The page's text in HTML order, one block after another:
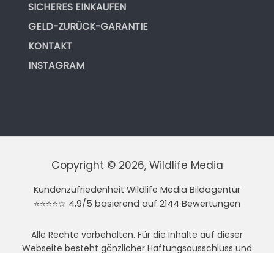
SICHERES EINKAUFEN
GELD-ZURÜCK-GARANTIE
KONTAKT
INSTAGRAM
Copyright © 2026, Wildlife Media
Kundenzufriedenheit Wildlife Media Bildagentur
⭐⭐⭐⭐☆ 4,9/5 basierend auf 2144 Bewertungen
Alle Rechte vorbehalten. Für die Inhalte auf dieser
Webseite besteht gänzlicher Haftungsausschluss und